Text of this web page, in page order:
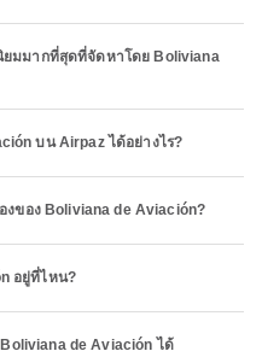
มมากที่สุดที่จัดหาโดย Boliviana
บน Airpaz ได้อย่างไร?
งของ Boliviana de Aviación?
อยู่ที่ไหน?
Boliviana de Aviación ได้